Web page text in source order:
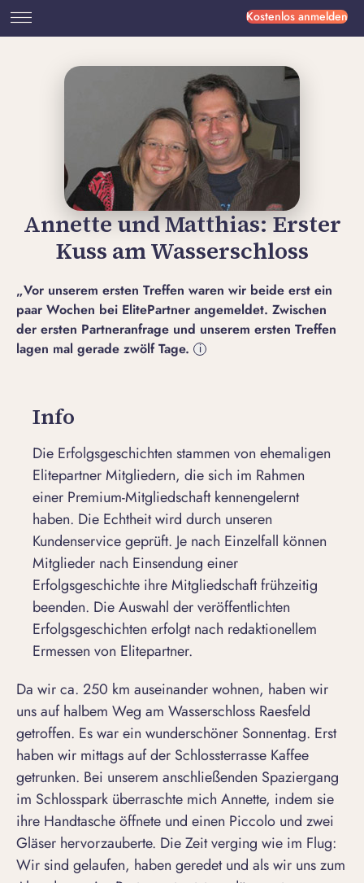
Kostenlos anmelden
Annette und Matthias: Erster
Kuss am Wasserschloss
„Vor unserem ersten Treffen waren wir beide erst ein
paar Wochen bei ElitePartner angemeldet. Zwischen
der ersten Partneranfrage und unserem ersten Treffen
lagen mal gerade zwölf Tage.
i
Info
Die Erfolgsgeschichten stammen von ehemaligen
Elitepartner Mitgliedern, die sich im Rahmen
einer Premium-Mitgliedschaft kennengelernt
haben. Die Echtheit wird durch unseren
Kundenservice geprüft. Je nach Einzelfall können
Mitglieder nach Einsendung einer
Erfolgsgeschichte ihre Mitgliedschaft frühzeitig
beenden. Die Auswahl der veröffentlichten
Erfolgsgeschichten erfolgt nach redaktionellem
Ermessen von Elitepartner.
Da wir ca. 250 km auseinander wohnen, haben wir
uns auf halbem Weg am Wasserschloss Raesfeld
getroffen. Es war ein wunderschöner Sonnentag. Erst
haben wir mittags auf der Schlossterrasse Kaffee
getrunken. Bei unserem anschließenden Spaziergang
im Schlosspark überraschte mich Annette, indem sie
ihre Handtasche öffnete und einen Piccolo und zwei
Gläser hervorzauberte. Die Zeit verging wie im Flug:
Wir sind gelaufen, haben geredet und als wir uns zum